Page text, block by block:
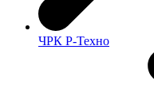
ЧРК Р-Техно